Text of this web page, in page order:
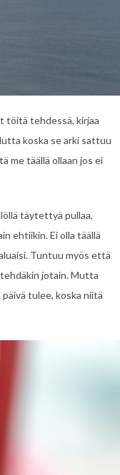
töitä tehdessä, kirjaa
koska se arki sattuu
me täällä ollaan jos ei
täytettyä pullaa,
ehtiikin. Ei olla täällä
Tuntuu myös että
tehdäkin jotain. Mutta
tulee, koska niitä